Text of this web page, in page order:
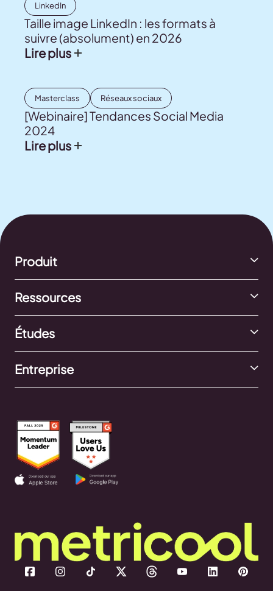
LinkedIn
Taille image LinkedIn : les formats à
suivre (absolument) en 2026
Lire plus
Masterclass Réseaux sociaux
[Webinaire] Tendances Social Media
2024
Lire plus
Produit
Ressources
Études
Entreprise